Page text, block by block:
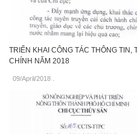
TRIỂN KHAI CÔNG TÁC THÔNG TIN,
CHÍNH NĂM 2018
09/April/2018